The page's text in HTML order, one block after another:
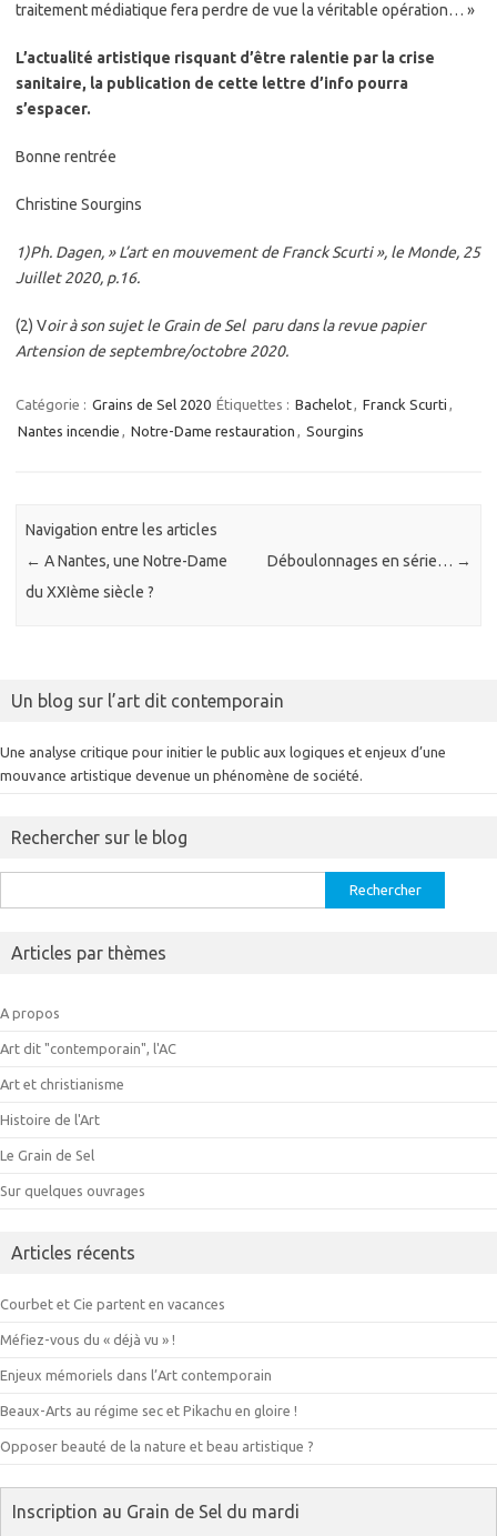
traitement médiatique fera perdre de vue la véritable opération… »
L’actualité artistique risquant d’être ralentie par la crise
sanitaire, la publication de cette lettre d’info pourra
s’espacer.
Bonne rentrée
Christine Sourgins
1)Ph. Dagen, » L’art en mouvement de Franck Scurti », le Monde, 25
Juillet 2020, p.16.
(2) Voir à son sujet le Grain de Sel paru dans la revue papier
Artension de septembre/octobre 2020.
Catégorie : Grains de Sel 2020 Étiquettes : Bachelot, Franck Scurti ,
Nantes incendie , Notre-Dame restauration , Sourgins
Navigation entre les articles
← A Nantes, une Notre-Dame
du XXIème siècle ?
Déboulonnages en série… →
Un blog sur l’art dit contemporain
Une analyse critique pour initier le public aux logiques et enjeux d’une
mouvance artistique devenue un phénomène de société.
Rechercher sur le blog
Articles par thèmes
A propos
Art dit "contemporain", l'AC
Art et christianisme
Histoire de l'Art
Le Grain de Sel
Sur quelques ouvrages
Articles récents
Courbet et Cie partent en vacances
Méfiez-vous du « déjà vu » !
Enjeux mémoriels dans l’Art contemporain
Beaux-Arts au régime sec et Pikachu en gloire !
Opposer beauté de la nature et beau artistique ?
Inscription au Grain de Sel du mardi